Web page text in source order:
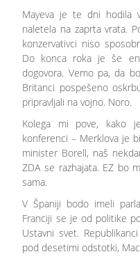
Mayeva je te dni hodila
naletela na zaprta vrata.
konzervativci niso
Do konca roka je še
dogovora. Vemo pa, da
Britanci pospešeno
pripravljali na vojno. Noro.
Kolega mi pove, kako
konferenci – Merklova je
minister Borell, naš
ZDA se razhajata. EZ bo
sama.
V Španiji bodo imeli
Franciji se je od politike
Ustavni svet.
pod desetimi odstotki,